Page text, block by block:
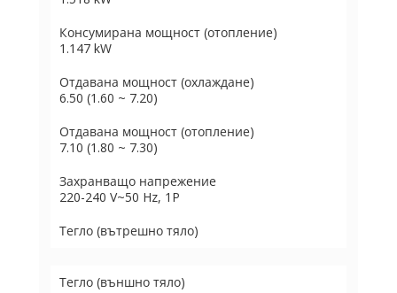
Консумирана мощност (отопление)
1.147 kW
Отдавана мощност (охлаждане)
6.50 (1.60 ~ 7.20)
Отдавана мощност (отопление)
7.10 (1.80 ~ 7.30)
Захранващо напрежение
220-240 V~50 Hz, 1P
Тегло (вътрешно тяло)
Тегло (външно тяло)